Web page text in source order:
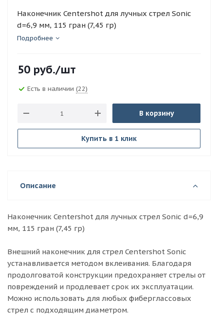
Наконечник Centershot для лучных стрел Sonic
d=6,9 мм, 115 гран (7,45 гр)
Подробнее
50 руб./шт
Есть в наличии (22)
В корзину
Купить в 1 клик
Описание
Наконечник Centershot для лучных стрел Sonic d=6,9
мм, 115 гран (7,45 гр)
Внешний наконечник для стрел Centershot Sonic
устанавливается методом вклеивания. Благодаря
продолговатой конструкции предохраняет стрелы от
повреждений и продлевает срок их эксплуатации.
Можно использовать для любых фиберглассовых
стрел с подходящим диаметром.